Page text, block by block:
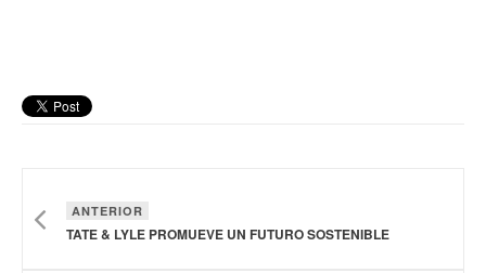
ANTERIOR
TATE & LYLE PROMUEVE UN FUTURO SOSTENIBLE